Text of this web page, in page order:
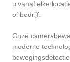
u vanaf elke
of bedrijf.
Onze
moderne